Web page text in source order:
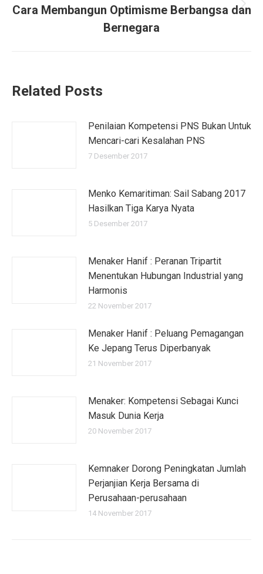
Next
post:
Cara Membangun Optimisme Berbangsa dan
Bernegara
Related Posts
Penilaian Kompetensi PNS Bukan Untuk
Mencari-cari Kesalahan PNS
7 Desember 2017
Menko Kemaritiman: Sail Sabang 2017
Hasilkan Tiga Karya Nyata
5 Desember 2017
Menaker Hanif : Peranan Tripartit
Menentukan Hubungan Industrial yang
Harmonis
22 November 2017
Menaker Hanif : Peluang Pemagangan
Ke Jepang Terus Diperbanyak
21 November 2017
Menaker: Kompetensi Sebagai Kunci
Masuk Dunia Kerja
20 November 2017
Kemnaker Dorong Peningkatan Jumlah
Perjanjian Kerja Bersama di
Perusahaan-perusahaan
14 November 2017